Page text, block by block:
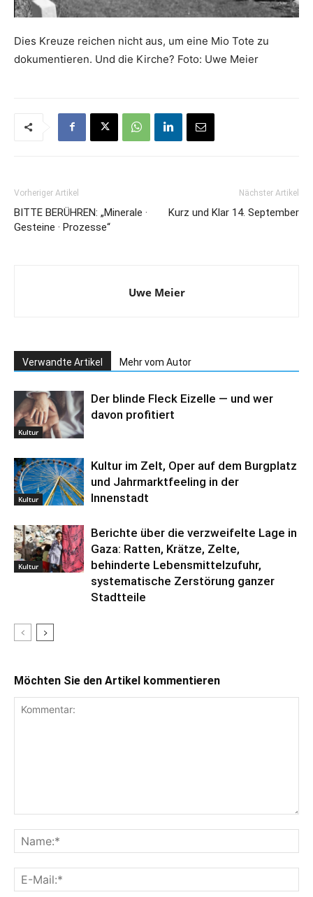
Dies Kreuze reichen nicht aus, um eine Mio Tote zu
dokumentieren. Und die Kirche? Foto: Uwe Meier
Vorheriger Artikel
BITTE BERÜHREN: „Minerale ·
Gesteine · Prozesse“
Nächster Artikel
Kurz und Klar 14. September
Uwe Meier
Verwandte Artikel Mehr vom Autor
Kultur
Der blinde Fleck Eizelle — und wer
davon profitiert
Kultur
Kultur im Zelt, Oper auf dem Burgplatz
und Jahrmarktfeeling in der
Innenstadt
Kultur
Berichte über die verzweifelte Lage in
Gaza: Ratten, Krätze, Zelte,
behinderte Lebensmittelzufuhr,
systematische Zerstörung ganzer
Stadtteile
Möchten Sie den Artikel kommentieren